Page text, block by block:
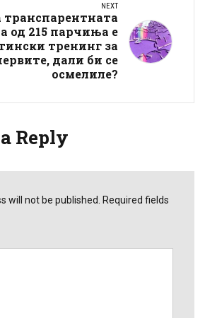
NEXT
транспарентната
од 215 парчиња е
тренинг за
дали би се
осмелиле?
Reply
will not be published. Required fields